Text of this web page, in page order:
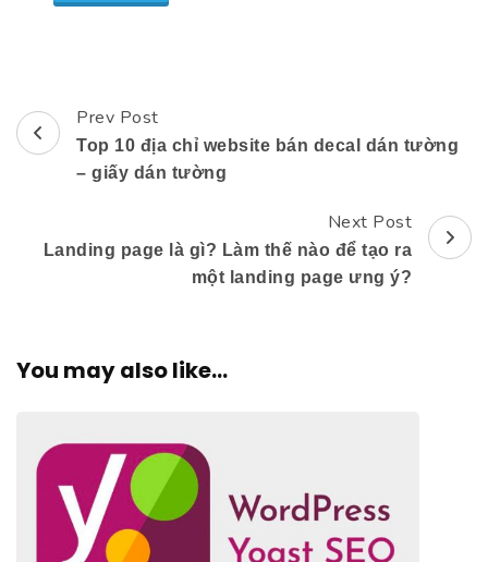
Post
Navigation
Prev Post
Top 10 địa chỉ website bán decal dán tường
– giấy dán tường
Next Post
Landing page là gì? Làm thế nào để tạo ra
một landing page ưng ý?
You may also like...